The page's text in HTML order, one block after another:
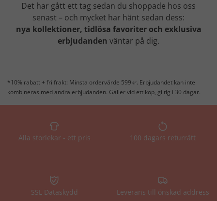
Det har gått ett tag sedan du shoppade hos oss
senast – och mycket har hänt sedan dess:
nya kollektioner, tidlösa favoriter och exklusiva
erbjudanden väntar på dig.
*10% rabatt + fri frakt: Minsta ordervärde 599kr. Erbjudandet kan inte
kombineras med andra erbjudanden. Gäller vid ett köp, giltig i 30 dagar.
Alla storlekar - ett pris 100 dagars returrätt
SSL Dataskydd Leverans till önskad address